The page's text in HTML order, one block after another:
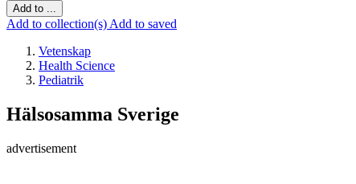
Add to ...
Add to collection(s) Add to saved
Vetenskap
Health Science
Pediatrik
Hälsosamma Sverige
advertisement